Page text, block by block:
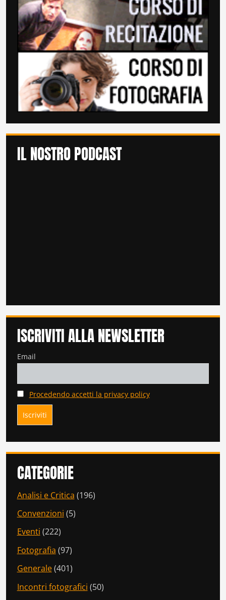
IL NOSTRO PODCAST
ISCRIVITI ALLA NEWSLETTER
Email
Procedendo accetti la privacy policy
CATEGORIE
Analisi e Critica (196)
Convenzioni (5)
Eventi (222)
Fotografia (97)
Generale(401)
Incontri fotografici (50)